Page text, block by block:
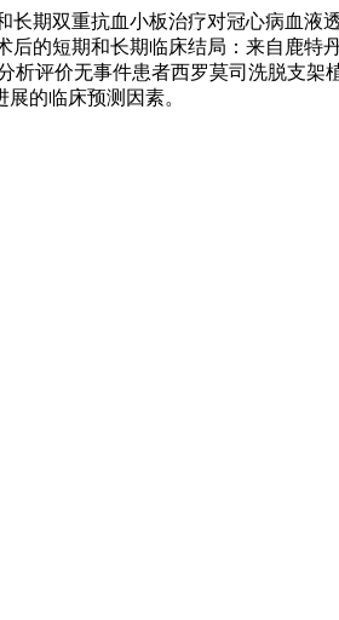
期双重抗血小板治疗对冠心病血
的短期和长期临床结局：来自鹿特
评价无事件患者西罗莫司洗脱支
的临床预测因素。